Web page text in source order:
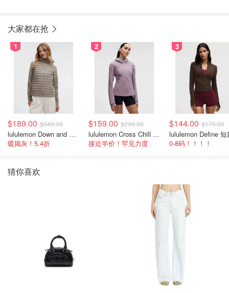
大家都在抢
1
$189.00 $349.00
lululemon Down and Around 羽绒夹克
暖揭灰！5.4折
2
$159.00 $299.00
lululemon Cross Chill 女士运动外套
接近半价！罕见力度
3
$144.00 $179.00
0-8码！！！！
猜你喜欢